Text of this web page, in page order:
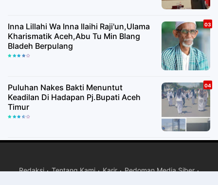
Inna Lillahi Wa Inna Ilaihi Raji'un,Ulama
Kharismatik Aceh,Abu Tu Min Blang
Bladeh Berpulang
Puluhan Nakes Bakti Menuntut
Keadilan Di Hadapan Pj.Bupati Aceh
Timur
Redaksi Tentang Kami Karir Pedoman Media Siber